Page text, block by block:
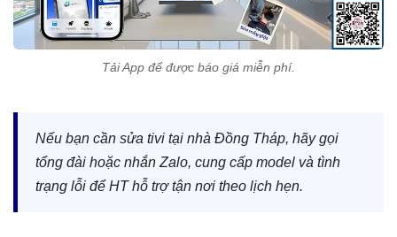
Tải App để được báo giá miễn phí.
Nếu bạn cần sửa tivi tại nhà Đồng Tháp, hãy gọi
tổng đài hoặc nhắn Zalo, cung cấp model và tình
trạng lỗi để HT hỗ trợ tận nơi theo lịch hẹn.